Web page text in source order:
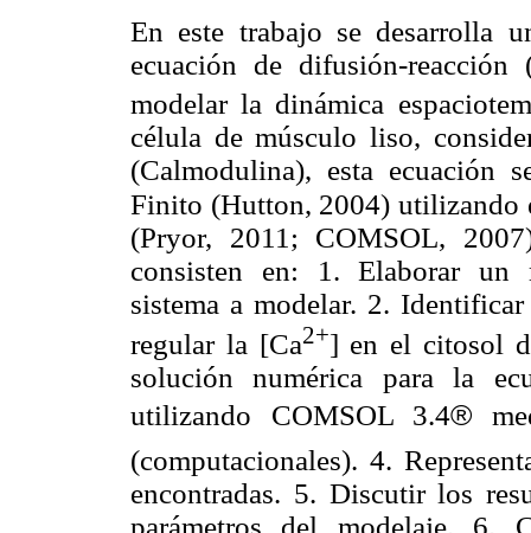
En este trabajo se desarrolla
ecuación de difusión-
modelar la dinámica
célula de músculo liso,
(Calmodulina), esta ecuación
Finito (Hutton, 2004) utilizando
(Pryor, 2011; COMSOL,
consisten en: 1. Elaborar un
sistema a modelar. 2.
regular la [Ca2+] en el citosol
solución numérica para la
utilizando COMSOL 3.4®
(computacionales). 4.
encontradas. 5. Discutir los
parámetros del modelaje. 6.